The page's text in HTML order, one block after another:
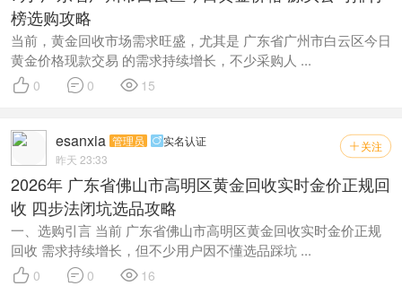
榜选购攻略
当前，黄金回收市场需求旺盛，尤其是 广东省广州市白云区今日
黄金价格现款交易 的需求持续增长，不少采购人 ...
 0  0  15
 关注
esanxia 管理员 实名认证
昨天 23:33
2026年 广东省佛山市高明区黄金回收实时金价正规回
收 四步法闭坑选品攻略
一、选购引言 当前 广东省佛山市高明区黄金回收实时金价正规
回收 需求持续增长，但不少用户因不懂选品踩坑 ...
 0  0  16